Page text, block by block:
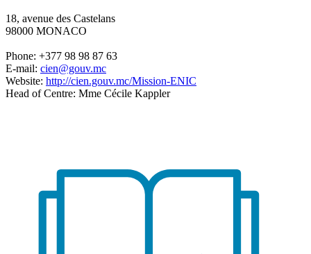
18, avenue des Castelans
98000 MONACO
Phone: +377 98 98 87 63
E-mail: cien@gouv.mc
Website: http://cien.gouv.mc/Mission-ENIC
Head of Centre: Mme Cécile Kappler